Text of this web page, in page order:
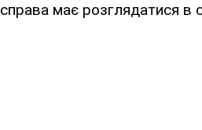
справа має розглядатися в